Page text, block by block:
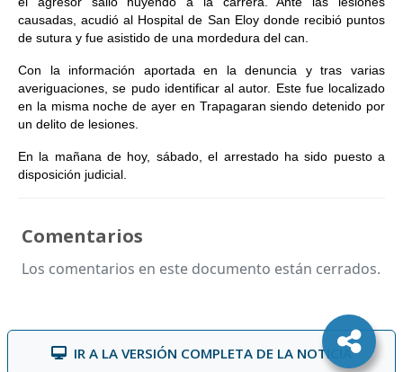
causadas, acudió al Hospital de San Eloy donde recibió puntos
de sutura y fue asistido de una mordedura del can.
Con la información aportada en la denuncia y tras varias
averiguaciones, se pudo identificar al autor. Este fue localizado
en la misma noche de ayer en Trapagaran siendo detenido por
un delito de lesiones.
En la mañana de hoy, sábado, el arrestado ha sido puesto a
disposición judicial.
Comentarios
Los comentarios en este documento están cerrados.
IR A LA VERSIÓN COMPLETA DE LA NOTICIA